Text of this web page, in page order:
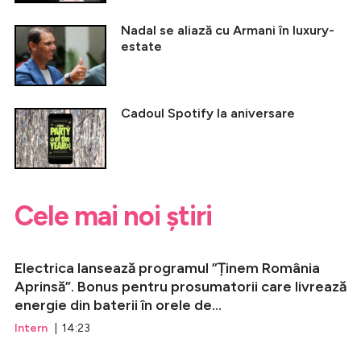
Nadal se aliază cu Armani în luxury-
estate
Cadoul Spotify la aniversare
Cele mai noi știri
Electrica lansează programul ”Ținem România
Aprinsă”. Bonus pentru prosumatorii care livrează
energie din baterii în orele de...
Intern | 14:23